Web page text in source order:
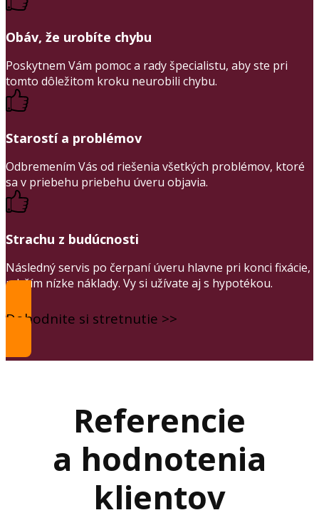
Obáv, že urobíte chybu
Poskytnem Vám pomoc a rady špecialistu, aby ste pri
tomto dôležitom kroku neurobili chybu.
Starostí a problémov
Odbremením Vás od riešenia všetkých problémov, ktoré
sa v priebehu priebehu úveru objavia.
Strachu z budúcnosti
Následný servis po čerpaní úveru hlavne pri konci fixácie,
udržím nízke náklady. Vy si užívate aj s hypotékou.
Dohodnite si stretnutie >>
Referencie
a hodnotenia
klientov